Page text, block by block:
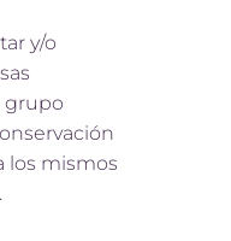
y/o
grupo
los mismos